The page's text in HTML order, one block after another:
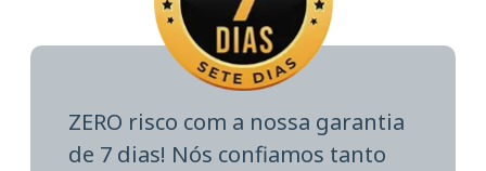
ZERO risco com a nossa garantia
de 7 dias! Nós confiamos tanto